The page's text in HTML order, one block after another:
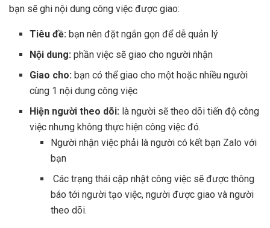
bạn sẽ ghi nội dung công việc được giao:
Tiêu đề: bạn nên đặt ngắn gọn để dễ quản lý
Nội dung: phần việc sẽ giao cho người nhận
Giao cho: bạn có thể giao cho một hoặc nhiều người
cùng 1 nội dung công việc
Hiện người theo dõi: là người sẽ theo dõi tiến độ công
việc nhưng không thực hiện công việc đó.
Người nhận việc phải là người có kết bạn Zalo với
bạn
Các trạng thái cập nhật công việc sẽ được thông
báo tới người tạo việc, người được giao và người
theo dõi.